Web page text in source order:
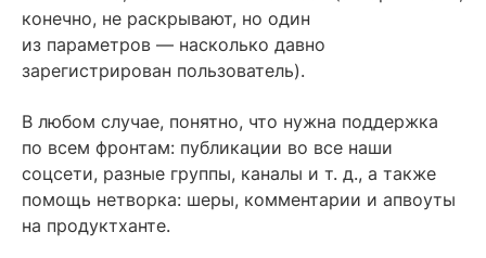
конечно, не раскрывают, но один
из параметров — насколько давно
зарегистрирован пользователь).
В любом случае, понятно, что нужна поддержка
по всем фронтам: публикации во все наши
соцсети, разные группы, каналы и т. д., а также
помощь нетворка: шеры, комментарии и апвоуты
на продуктханте.